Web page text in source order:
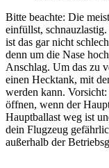
Bitte beachte: Die
einfüllst,
ist das gar nicht
denn um die Nase
Anschlag. Um das zu
einen Hecktank, mit
werden kann.
öffnen, wenn der
Hauptballast weg ist
dein Flugzeug
außerhalb der